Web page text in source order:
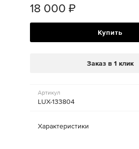
18 000 ₽
Купить
Заказ в 1 клик
Артикул
LUX-133804
Характеристики